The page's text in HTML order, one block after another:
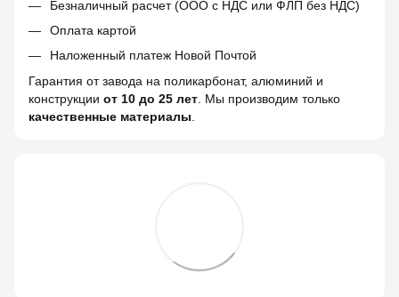
Безналичный расчет (ООО с НДС или ФЛП без НДС)
Оплата картой
Наложенный платеж Новой Почтой
Гарантия от завода на поликарбонат, алюминий и
конструкции от 10 до 25 лет . Мы производим только
качественные материалы